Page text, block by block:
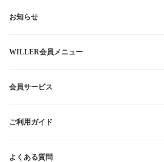
お知らせ
WILLER会員メニュー
会員サービス
ご利用ガイド
よくある質問